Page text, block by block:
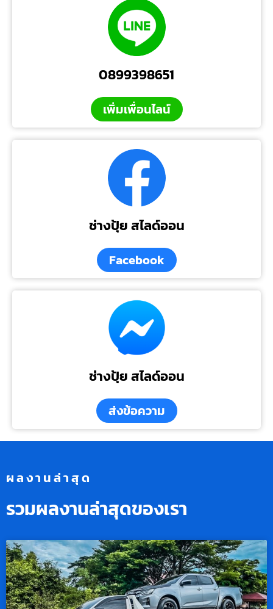
0899398651
เพิ่มเพื่อนไลน์
ช่างปุ้ย สไลด์ออน
Facebook
ช่างปุ้ย สไลด์ออน
ส่งข้อความ
ผลงานล่าสุด
รวมผลงานล่าสุดของเรา